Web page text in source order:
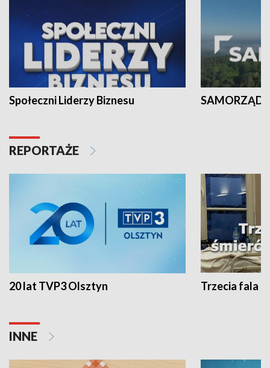
Społeczni Liderzy Biznesu SAMORZĄD
REPORTAŻE
20 lat TVP3 Olsztyn Trzecia fala -
INNE